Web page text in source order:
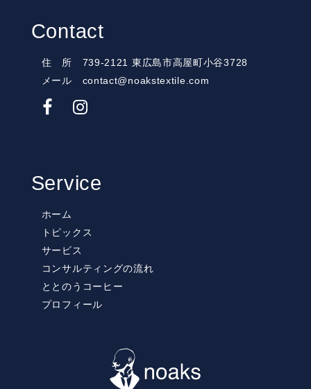
Contact
住 所 739-2121 東広島市高屋町小谷3728
メール contact@noakstextile.com
Service
ホーム
トピックス
サービス
コンサルティングの流れ
ととのうコーヒー
プロフィール